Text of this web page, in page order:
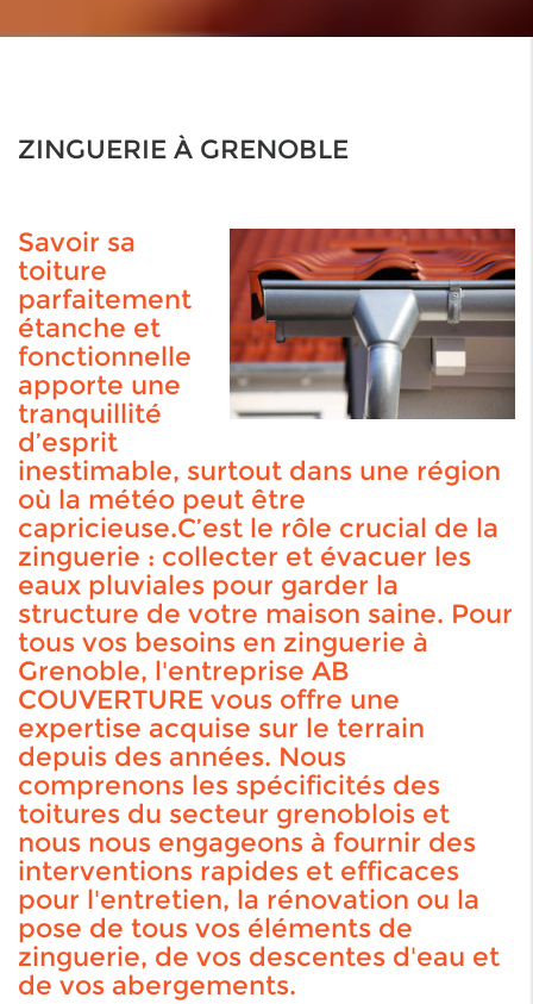
ZINGUERIE À GRENOBLE
Savoir sa
toiture
parfaitement
étanche et
fonctionnelle
apporte une
tranquillité
d’esprit
inestimable, surtout dans une région
où la météo peut être
capricieuse.C’est le rôle crucial de la
zinguerie : collecter et évacuer les
eaux pluviales pour garder la
structure de votre maison saine. Pour
tous vos besoins en zinguerie à
Grenoble, l'entreprise AB
COUVERTURE vous offre une
expertise acquise sur le terrain
depuis des années. Nous
comprenons les spécificités des
toitures du secteur grenoblois et
nous nous engageons à fournir des
interventions rapides et efficaces
pour l'entretien, la rénovation ou la
pose de tous vos éléments de
zinguerie, de vos descentes d'eau et
de vos abergements.